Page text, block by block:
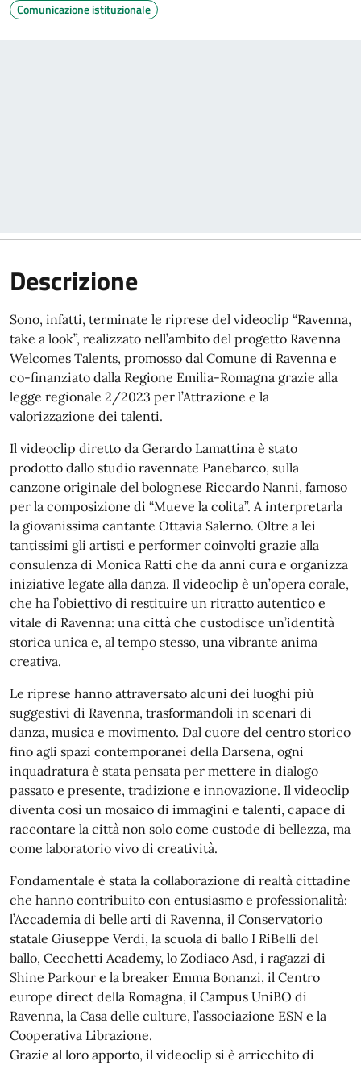
Comunicazione istituzionale
Descrizione
Sono, infatti, terminate le riprese del videoclip “Ravenna,
take a look”, realizzato nell’ambito del progetto Ravenna
Welcomes Talents, promosso dal Comune di Ravenna e
co-finanziato dalla Regione Emilia-Romagna grazie alla
legge regionale 2/2023 per l’Attrazione e la
valorizzazione dei talenti.
Il videoclip diretto da Gerardo Lamattina è stato
prodotto dallo studio ravennate Panebarco, sulla
canzone originale del bolognese Riccardo Nanni, famoso
per la composizione di “Mueve la colita”. A interpretarla
la giovanissima cantante Ottavia Salerno. Oltre a lei
tantissimi gli artisti e performer coinvolti grazie alla
consulenza di Monica Ratti che da anni cura e organizza
iniziative legate alla danza. Il videoclip è un’opera corale,
che ha l’obiettivo di restituire un ritratto autentico e
vitale di Ravenna: una città che custodisce un’identità
storica unica e, al tempo stesso, una vibrante anima
creativa.
Le riprese hanno attraversato alcuni dei luoghi più
suggestivi di Ravenna, trasformandoli in scenari di
danza, musica e movimento. Dal cuore del centro storico
fino agli spazi contemporanei della Darsena, ogni
inquadratura è stata pensata per mettere in dialogo
passato e presente, tradizione e innovazione. Il videoclip
diventa così un mosaico di immagini e talenti, capace di
raccontare la città non solo come custode di bellezza, ma
come laboratorio vivo di creatività.
Fondamentale è stata la collaborazione di realtà cittadine
che hanno contribuito con entusiasmo e professionalità:
l’Accademia di belle arti di Ravenna, il Conservatorio
statale Giuseppe Verdi, la scuola di ballo I RiBelli del
ballo, Cecchetti Academy, lo Zodiaco Asd, i ragazzi di
Shine Parkour e la breaker Emma Bonanzi, il Centro
europe direct della Romagna, il Campus UniBO di
Ravenna, la Casa delle culture, l’associazione ESN e la
Cooperativa Librazione.
Grazie al loro apporto, il videoclip si è arricchito di